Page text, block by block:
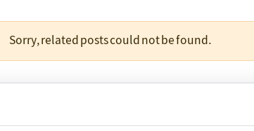
Sorry, related posts could not be found.